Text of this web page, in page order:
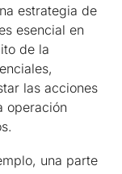
estrategia de
esencial en
de la
las acciones
operación
una parte